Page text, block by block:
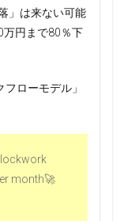
」は来ない可能
万円まで80％下
ローモデル」
month🚀